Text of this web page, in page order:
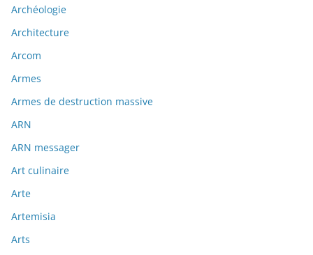
Archéologie
Architecture
Arcom
Armes
Armes de destruction massive
ARN
ARN messager
Art culinaire
Arte
Artemisia
Arts